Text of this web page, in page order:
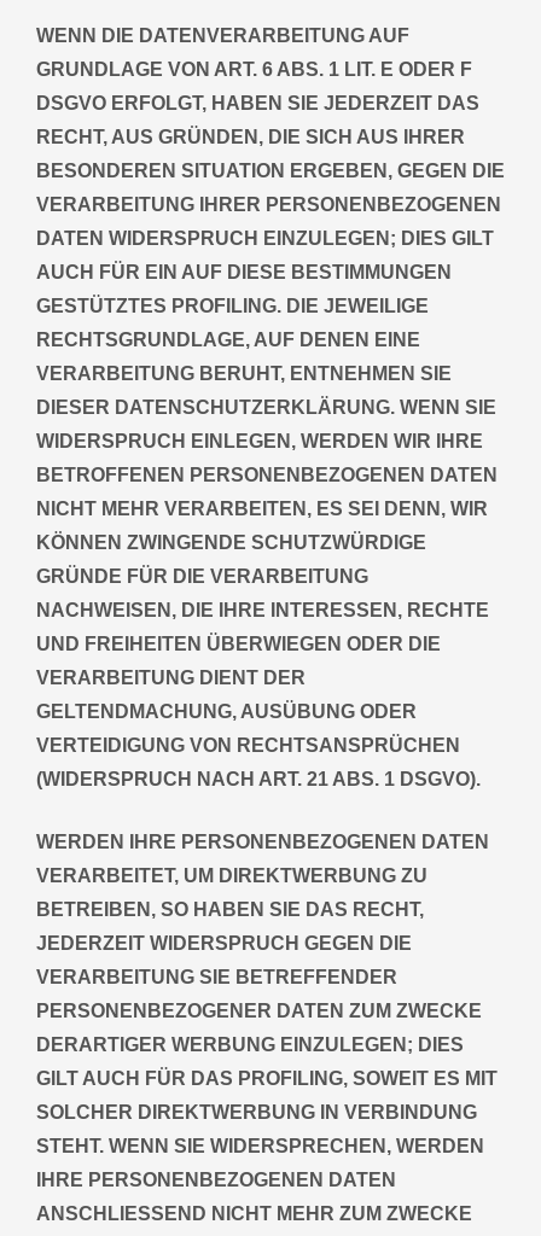
WENN DIE DATENVERARBEITUNG AUF
GRUNDLAGE VON ART. 6 ABS. 1 LIT. E ODER F
DSGVO ERFOLGT, HABEN SIE JEDERZEIT DAS
RECHT, AUS GRÜNDEN, DIE SICH AUS IHRER
BESONDEREN SITUATION ERGEBEN, GEGEN DIE
VERARBEITUNG IHRER PERSONENBEZOGENEN
DATEN WIDERSPRUCH EINZULEGEN; DIES GILT
AUCH FÜR EIN AUF DIESE BESTIMMUNGEN
GESTÜTZTES PROFILING. DIE JEWEILIGE
RECHTSGRUNDLAGE, AUF DENEN EINE
VERARBEITUNG BERUHT, ENTNEHMEN SIE
DIESER DATENSCHUTZERKLÄRUNG. WENN SIE
WIDERSPRUCH EINLEGEN, WERDEN WIR IHRE
BETROFFENEN PERSONENBEZOGENEN DATEN
NICHT MEHR VERARBEITEN, ES SEI DENN, WIR
KÖNNEN ZWINGENDE SCHUTZWÜRDIGE
GRÜNDE FÜR DIE VERARBEITUNG
NACHWEISEN, DIE IHRE INTERESSEN, RECHTE
UND FREIHEITEN ÜBERWIEGEN ODER DIE
VERARBEITUNG DIENT DER
GELTENDMACHUNG, AUSÜBUNG ODER
VERTEIDIGUNG VON RECHTSANSPRÜCHEN
(WIDERSPRUCH NACH ART. 21 ABS. 1 DSGVO).
WERDEN IHRE PERSONENBEZOGENEN DATEN
VERARBEITET, UM DIREKTWERBUNG ZU
BETREIBEN, SO HABEN SIE DAS RECHT,
JEDERZEIT WIDERSPRUCH GEGEN DIE
VERARBEITUNG SIE BETREFFENDER
PERSONENBEZOGENER DATEN ZUM ZWECKE
DERARTIGER WERBUNG EINZULEGEN; DIES
GILT AUCH FÜR DAS PROFILING, SOWEIT ES MIT
SOLCHER DIREKTWERBUNG IN VERBINDUNG
STEHT. WENN SIE WIDERSPRECHEN, WERDEN
IHRE PERSONENBEZOGENEN DATEN
ANSCHLIESSEND NICHT MEHR ZUM ZWECKE